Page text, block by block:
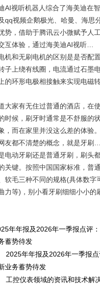
视听机器人综合了海美迪在智
qq视频企鹅极光、哈曼、海思
势，借助于腾讯云小微赋予人
互体验，通过海美迪AI视听…
和无刷电机的区别是是否配
子上绕有线圈，电流通过石墨
的环形电极相接触来实现电磁
家有无住过普通的酒店，在
时候，刷牙时通常是不舒服的
，而在家里并没这么差的体验
友都不清楚的概念，就是牙刷…
动牙刷还是普通牙刷，刷头
关键。按照中国国家标准，普
软毛三种不同的规格(具体数字
力等)，别小看牙刷细细小小的
年年报及2026年一季报点评
蓄势待发
2025年年报及2026年一季报点
业务蓄势待发
工控仪表领域的资讯和技术解